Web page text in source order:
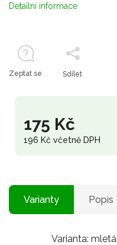
175 Kč
196 Kč včetně DPH
Detailní informace
Zeptat se Sdílet
Varianty Popis
Varianta: mletá